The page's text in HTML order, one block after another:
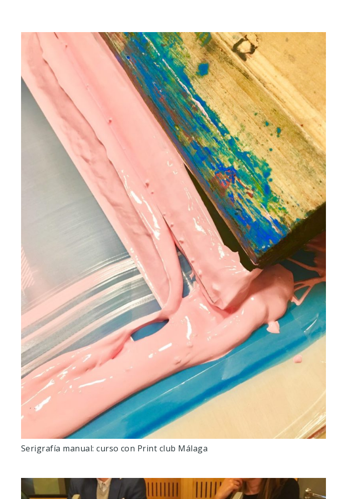
Serigrafía manual: curso con Print club Málaga